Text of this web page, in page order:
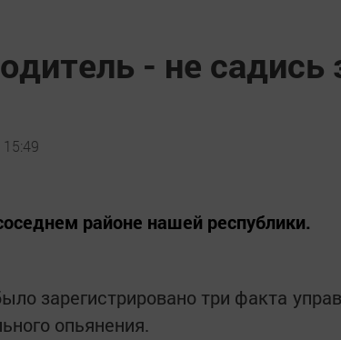
- не садись
районе нашей республики.
зарегистрировано три факта
опьянения.